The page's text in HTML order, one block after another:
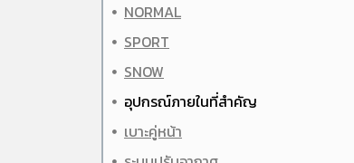
NORMAL
SPORT
SNOW
อุปกรณ์ภายในที่สำคัญ
เบาะคู่หน้า